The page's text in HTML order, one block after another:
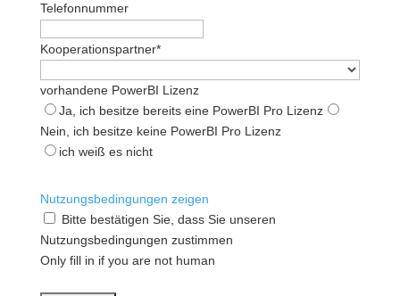
Telefonnummer
Kooperationspartner*
vorhandene PowerBI Lizenz
Ja, ich besitze bereits eine PowerBI Pro Lizenz
Nein, ich besitze keine PowerBI Pro Lizenz
ich weiß es nicht
Nutzungsbedingungen zeigen
Bitte bestätigen Sie, dass Sie unseren
Nutzungsbedingungen zustimmen
Only fill in if you are not human